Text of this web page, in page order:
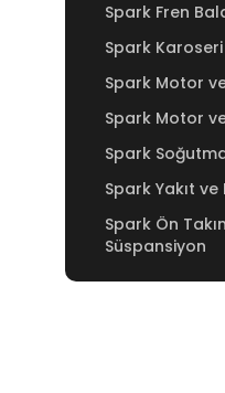
Spark Fren
Spark
Spark Motor
Spark Motor
Spark
Spark Yakıt ve
Spark Ön
Süspansiyon